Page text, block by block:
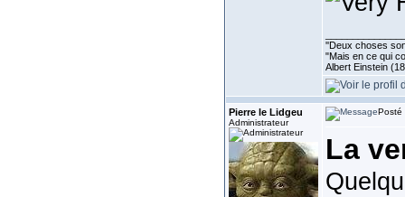
''Deux choses
"Mais en ce qui
Albert Einstein
Pierre le Lidgeu
Administrateur
Posté
La